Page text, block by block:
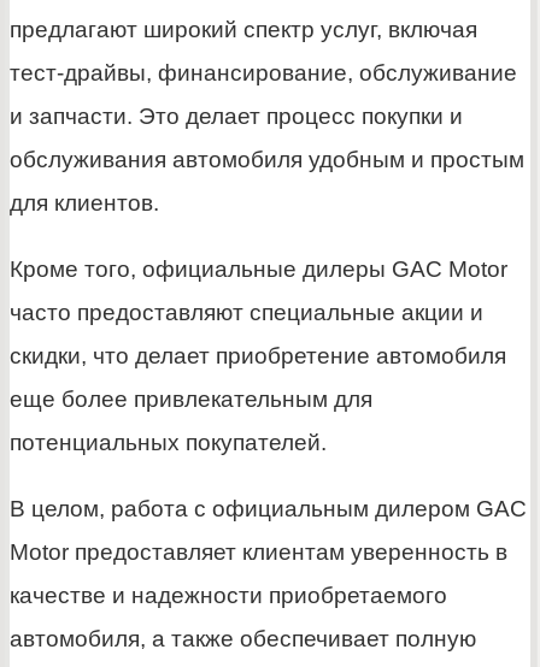
предлагают широкий спектр услуг, включая
тест-драйвы, финансирование, обслуживание
и запчасти. Это делает процесс покупки и
обслуживания автомобиля удобным и простым
для клиентов.
Кроме того, официальные дилеры GAC Motor
часто предоставляют специальные акции и
скидки, что делает приобретение автомобиля
еще более привлекательным для
потенциальных покупателей.
В целом, работа с официальным дилером GAC
Motor предоставляет клиентам уверенность в
качестве и надежности приобретаемого
автомобиля, а также обеспечивает полную